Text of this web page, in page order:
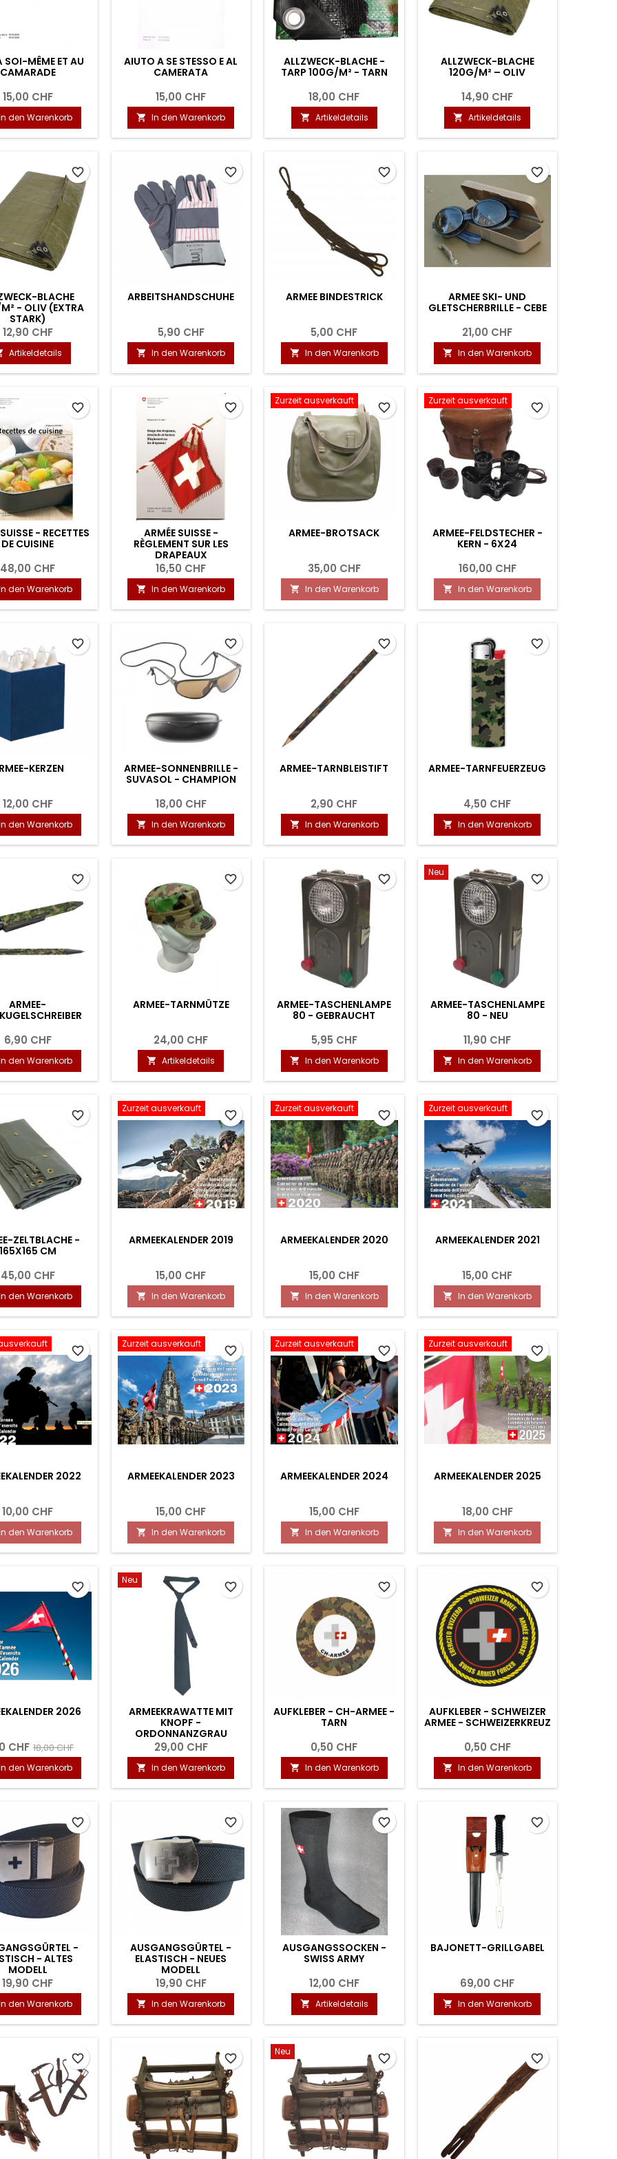
SOI-MÊME ET AU
CAMARADE
15,00 CHF
den Warenkorb
AIUTO A SE STESSO E AL
CAMERATA
15,00 CHF
 In den Warenkorb
ALLZWECK-BLACHE -
TARP 100G/M² - TARN
18,00 CHF
 Artikeldetails
ALLZWECK-BLACHE
120G/M² – OLIV
14,90 CHF
 Artikeldetails
BLACHE
- OLIV (EXTRA
STARK)
12,90 CHF
Artikeldetails
favorite_border
ARBEITSHANDSCHUHE
5,90 CHF
 In den Warenkorb
favorite_border
ARMEE BINDESTRICK
5,00 CHF
 In den Warenkorb
favorite_border
ARMEE SKI- UND
GLETSCHERBRILLE - CEBE
21,00 CHF
 In den Warenkorb
favorite_border
- RECETTES
DE CUISINE
48,00 CHF
den Warenkorb
favorite_border
ARMÉE SUISSE -
RÈGLEMENT SUR LES
DRAPEAUX
16,50 CHF
 In den Warenkorb
favorite_border
Zurzeit ausverkauft
ARMEE-BROTSACK
35,00 CHF
 In den Warenkorb
favorite_border
Zurzeit ausverkauft
ARMEE-FELDSTECHER -
KERN - 6X24
160,00 CHF
 In den Warenkorb
favorite_border
KERZEN
12,00 CHF
den Warenkorb
favorite_border
ARMEE-SONNENBRILLE -
SUVASOL - CHAMPION
18,00 CHF
 In den Warenkorb
favorite_border
ARMEE-TARNBLEISTIFT
2,90 CHF
 In den Warenkorb
favorite_border
ARMEE-TARNFEUERZEUG
4,50 CHF
 In den Warenkorb
favorite_border
ARMEE-
6,90 CHF
den Warenkorb
favorite_border
ARMEE-TARNMÜTZE
24,00 CHF
 Artikeldetails
favorite_border
ARMEE-TASCHENLAMPE
80 - GEBRAUCHT
5,95 CHF
 In den Warenkorb
favorite_border
Neu
ARMEE-TASCHENLAMPE
80 - NEU
11,90 CHF
 In den Warenkorb
favorite_border
ZELTBLACHE -
165X165 CM
45,00 CHF
den Warenkorb
favorite_border
Zurzeit ausverkauft
ARMEEKALENDER 2019
15,00 CHF
 In den Warenkorb
favorite_border
Zurzeit ausverkauft
ARMEEKALENDER 2020
15,00 CHF
 In den Warenkorb
favorite_border
Zurzeit ausverkauft
ARMEEKALENDER 2021
15,00 CHF
 In den Warenkorb
favorite_border
2022
10,00 CHF
In den Warenkorb
favorite_border
Zurzeit ausverkauft
ARMEEKALENDER 2023
15,00 CHF
 In den Warenkorb
favorite_border
Zurzeit ausverkauft
ARMEEKALENDER 2024
15,00 CHF
 In den Warenkorb
favorite_border
Zurzeit ausverkauft
ARMEEKALENDER 2025
18,00 CHF
 In den Warenkorb
favorite_border
2026
CHF 18,00 CHF
den Warenkorb
favorite_border
Neu
ARMEEKRAWATTE MIT
KNOPF -
ORDONNANZGRAU
29,00 CHF
 In den Warenkorb
favorite_border
AUFKLEBER - CH-ARMEE -
TARN
0,50 CHF
 In den Warenkorb
favorite_border
AUFKLEBER - SCHWEIZER
ARMEE - SCHWEIZERKREUZ
0,50 CHF
 In den Warenkorb
favorite_border
-
- ALTES
MODELL
19,90 CHF
den Warenkorb
favorite_border
AUSGANGSGÜRTEL -
ELASTISCH - NEUES
MODELL
19,90 CHF
 In den Warenkorb
favorite_border
AUSGANGSSOCKEN -
SWISS ARMY
12,00 CHF
 Artikeldetails
favorite_border
BAJONETT-GRILLGABEL
69,00 CHF
 In den Warenkorb
favorite_border
favorite_border favorite_border
Neu
favorite_border favorite_border